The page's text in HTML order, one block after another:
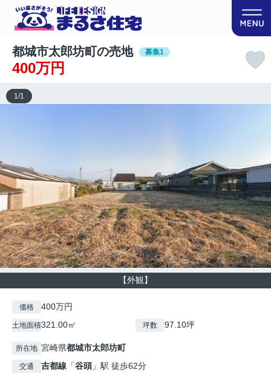
都城市太郎坊町の売地 募集1
400万円
【外観】
1/1
価格 400万円
土地面積321.00㎡ 坪数 97.10坪
所在地 宮崎県都城市太郎坊町
交通 吉都線 「谷頭 」駅 徒歩62分